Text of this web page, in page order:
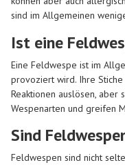
sind im Allgemeinen
Ist eine
Eine Feldwespe ist im
provoziert wird. Ihre
Reaktionen auslösen, aber
Wespenarten und greifen
Sind
Feldwespen sind nicht